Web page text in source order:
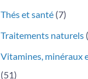
Thés et santé (7)
Traitements naturels
Vitamines, minéraux
(51)